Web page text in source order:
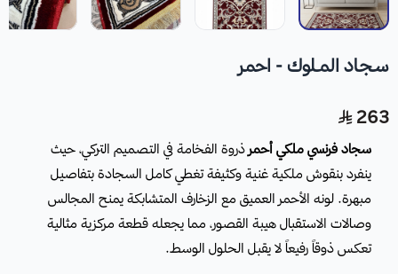
سـجـاد المـلـوك - احمر
263
سجاد فرنسي ملكي أحمر ذروة الفخامة في التصميم التركي، حيث
ينفرد بنقوش ملكية غنية وكثيفة تغطي كامل السجادة بتفاصيل
مبهرة. لونه الأحمر العميق مع الزخارف المتشابكة يمنح المجالس
وصالات الاستقبال هيبة القصور، مما يجعله قطعة مركزية مثالية
تعكس ذوقاً رفيعاً لا يقبل الحلول الوسط.